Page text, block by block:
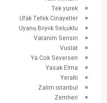
Tek yurek
Ufak Tefek Cinayetler
Uyanış Büyük Selçuklu
Vatanim Sensin
Vuslat
Ya Cok Seversen
Yasak Elma
Yeralti
Zalim istanbul
Zemheri